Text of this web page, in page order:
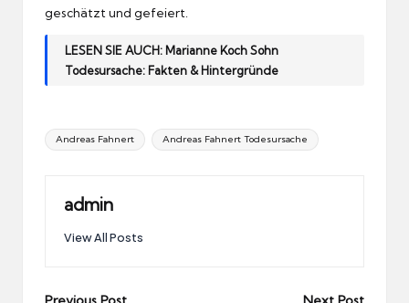
geschätzt und gefeiert.
LESEN SIE AUCH: Marianne Koch Sohn
Todesursache: Fakten & Hintergründe
Tags:
Andreas Fahnert Andreas Fahnert Todesursache
admin
View All Posts